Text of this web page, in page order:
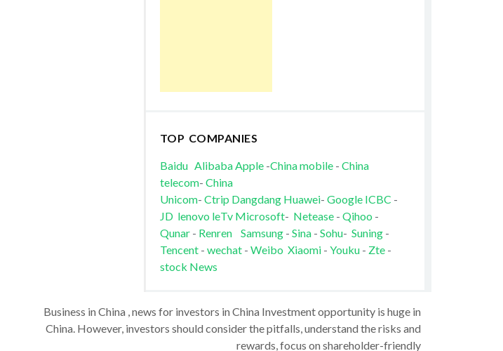
TOP COMPANIES
Baidu AlibabaApple-China mobile- China
telecom- China
Unicom- Ctrip Dangdang Huawei- Google ICBC -
JD lenovo leTv Microsoft- Netease- Qihoo -
Qunar- Renren Samsung- Sina- Sohu- Suning-
Tencent- wechat - Weibo Xiaomi- Youku - Zte-
stock News
Business in China , news for investors in China Investment opportunity is huge in
China. However, investors should consider the pitfalls, understand the risks and
rewards, focus on shareholder-friendly